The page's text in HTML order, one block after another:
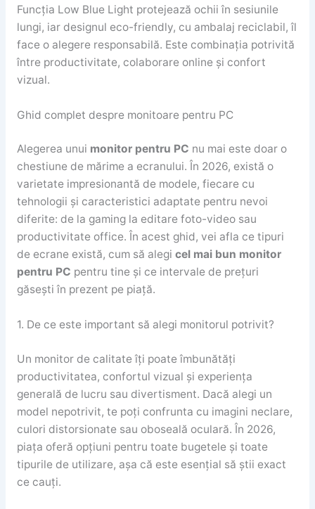
Funcția Low Blue Light protejează ochii în sesiunile
lungi, iar designul eco-friendly, cu ambalaj reciclabil, îl
face o alegere responsabilă. Este combinația potrivită
între productivitate, colaborare online și confort
vizual.
Ghid complet despre monitoare pentru PC
Alegerea unui monitor pentru PC nu mai este doar o
chestiune de mărime a ecranului. În 2026, există o
varietate impresionantă de modele, fiecare cu
tehnologii și caracteristici adaptate pentru nevoi
diferite: de la gaming la editare foto-video sau
productivitate office. În acest ghid, vei afla ce tipuri
de ecrane există, cum să alegi cel mai bun monitor
pentru PC pentru tine și ce intervale de prețuri
găsești în prezent pe piață.
1. De ce este important să alegi monitorul potrivit?
Un monitor de calitate îți poate îmbunătăți
productivitatea, confortul vizual și experiența
generală de lucru sau divertisment. Dacă alegi un
model nepotrivit, te poți confrunta cu imagini neclare,
culori distorsionate sau oboseală oculară. În 2026,
piața oferă opțiuni pentru toate bugetele și toate
tipurile de utilizare, așa că este esențial să știi exact
ce cauți.